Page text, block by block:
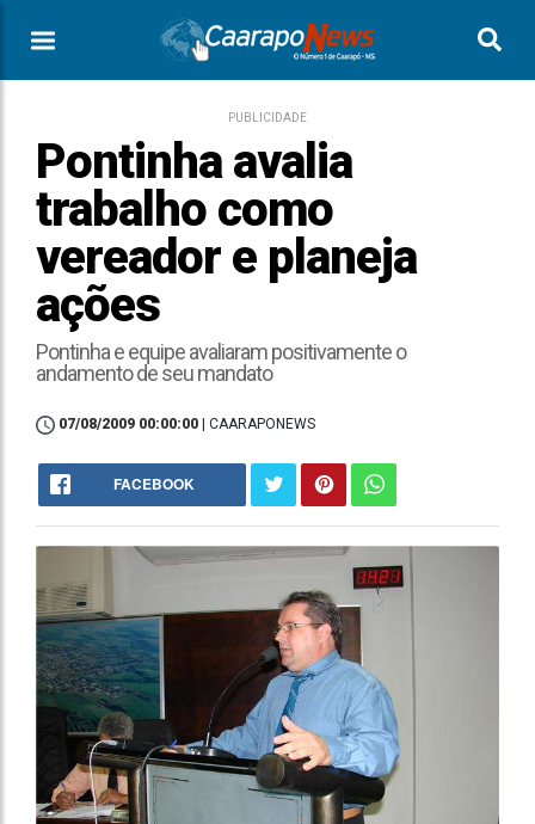
PUBLICIDADE
Pontinha avalia
trabalho como
vereador e planeja
ações
Pontinha e equipe avaliaram positivamente o
andamento de seu mandato
07/08/2009 00:00:00 | CAARAPONEWS
FACEBOOK